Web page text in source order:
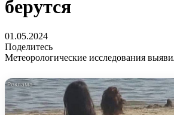
берутся
01.05.2024
Поделитесь
Метеорологические исследования